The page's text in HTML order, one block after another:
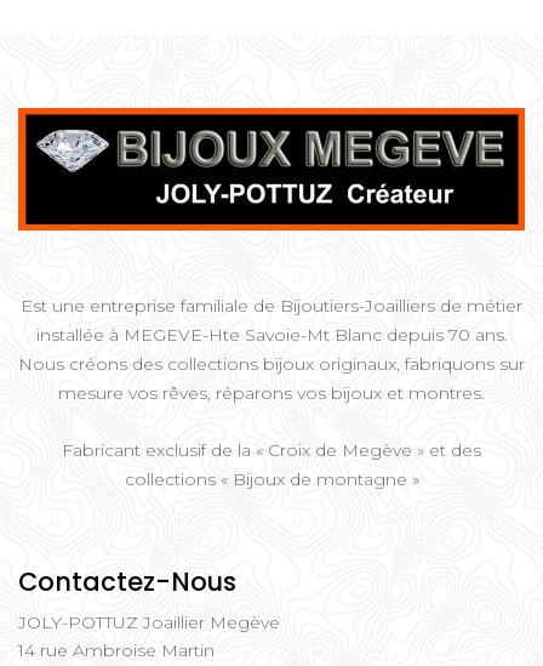
Est une entreprise familiale de Bijoutiers-Joailliers de métier
installée à MEGEVE-Hte Savoie-Mt Blanc depuis 70 ans.
Nous créons des collections bijoux originaux, fabriquons sur
mesure vos rêves, réparons vos bijoux et montres.
Fabricant exclusif de la « Croix de Megève » et des
collections « Bijoux de montagne »
Contactez-Nous
JOLY-POTTUZ Joaillier Megève
14 rue Ambroise Martin